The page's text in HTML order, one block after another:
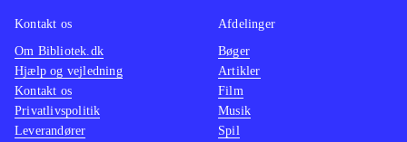
Kontakt os
Om Bibliotek.dk
Hjælp og vejledning
Kontakt os
Privatlivspolitik
Leverandører
Afdelinger
Bøger
Artikler
Film
Musik
Spil